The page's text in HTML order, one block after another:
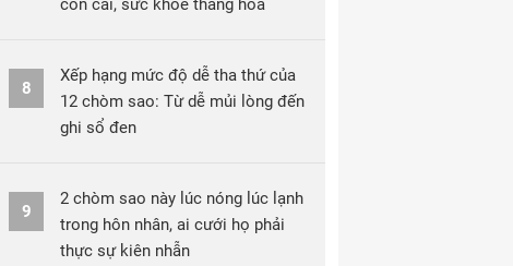
con cái, sức khỏe thăng hoa
8
Xếp hạng mức độ dễ tha thứ của
12 chòm sao: Từ dễ mủi lòng đến
ghi sổ đen
9
2 chòm sao này lúc nóng lúc lạnh
trong hôn nhân, ai cưới họ phải
thực sự kiên nhẫn